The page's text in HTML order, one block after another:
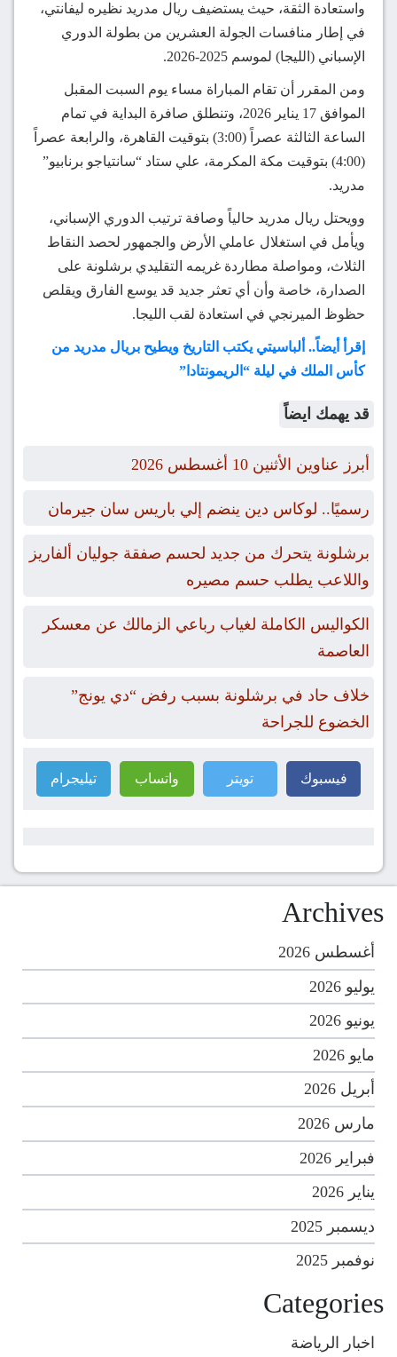
واستعادة الثقة، حيث يستضيف ريال مدريد نظيره ليفانتي،
في إطار منافسات الجولة العشرين من بطولة الدوري
الإسباني (الليجا) لموسم 2025-2026.
ومن المقرر أن تقام المباراة مساء يوم السبت المقبل
الموافق 17 يناير 2026، وتنطلق صافرة البداية في تمام
الساعة الثالثة عصراً (3:00) بتوقيت القاهرة، والرابعة عصراً
(4:00) بتوقيت مكة المكرمة، علي ستاد “سانتياجو برنابيو”
مدريد.
وويحتل ريال مدريد حالياً وصافة ترتيب الدوري الإسباني،
ويأمل في استغلال عاملي الأرض والجمهور لحصد النقاط
الثلاث، ومواصلة مطاردة غريمه التقليدي برشلونة على
الصدارة، خاصة وأن أي تعثر جديد قد يوسع الفارق ويقلص
حظوظ الميرنجي في استعادة لقب الليجا.
إقرأ أيضاً.. ألباسيتي يكتب التاريخ ويطيح بريال مدريد من
كأس الملك في ليلة “الريمونتادا”
قد يهمك ايضاً
أبرز عناوين الأثنين 10 أغسطس 2026
رسميًا.. لوكاس دين ينضم إلي باريس سان جيرمان
برشلونة يتحرك من جديد لحسم صفقة جوليان ألفاريز
واللاعب يطلب حسم مصيره
الكواليس الكاملة لغياب رباعي الزمالك عن معسكر
العاصمة
خلاف حاد في برشلونة بسبب رفض “دي يونج”
الخضوع للجراحة
فيسبوك تويتر واتساب تيليجرام
Archives
أغسطس 2026
يوليو 2026
يونيو 2026
مايو 2026
أبريل 2026
مارس 2026
فبراير 2026
يناير 2026
ديسمبر 2025
نوفمبر 2025
Categories
اخبار الرياضة